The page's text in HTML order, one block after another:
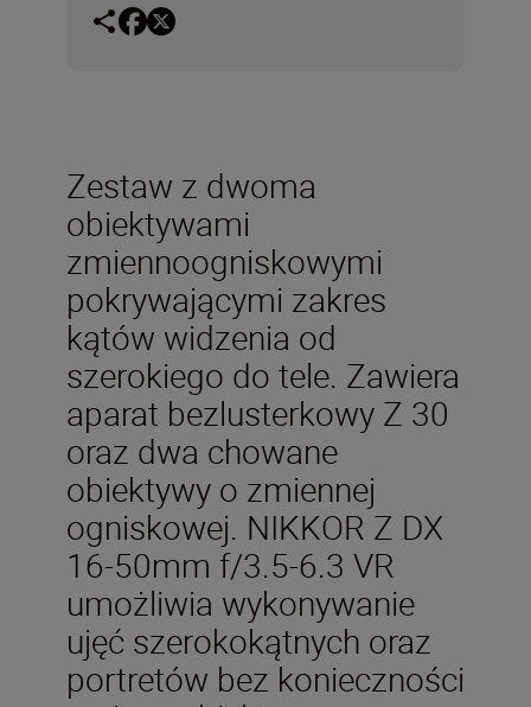
Zestaw z dwoma
obiektywami
zmiennoogniskowymi
pokrywającymi zakres
kątów widzenia od
szerokiego do tele. Zawiera
aparat bezlusterkowy Z 30
oraz dwa chowane
obiektywy o zmiennej
ogniskowej. NIKKOR Z DX
16-50mm f/3.5-6.3 VR
umożliwia wykonywanie
ujęć szerokokątnych oraz
portretów bez konieczności